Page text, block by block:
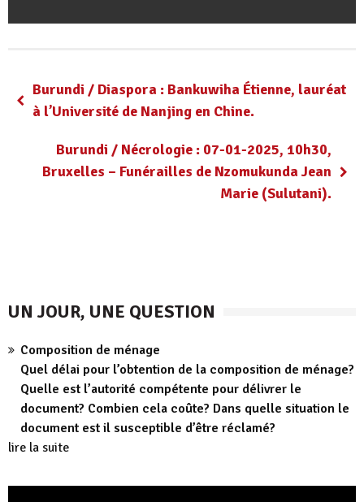
Burundi / Diaspora : Bankuwiha Étienne, lauréat
à l’Université de Nanjing en Chine.
Burundi / Nécrologie : 07-01-2025, 10h30,
Bruxelles – Funérailles de Nzomukunda Jean
Marie (Sulutani).
UN JOUR, UNE QUESTION
Composition de ménage
Quel délai pour l’obtention de la composition de ménage?
Quelle est l’autorité compétente pour délivrer le
document? Combien cela coûte? Dans quelle situation le
document est il susceptible d’être réclamé?
lire la suite